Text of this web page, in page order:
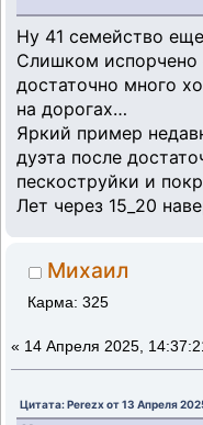
Ну 41 семейство
Слишком
достаточно много
на дорогах…
Яркий пример
дуэта после
пескоструйки и
Лет через 15_20
Михаил
Карма: 325
« 14 Апреля 2025,
Цитата: Perezx от 13 Апреля